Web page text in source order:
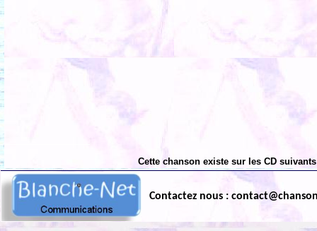
Cette chanson existe sur les CD
Contactez nous :